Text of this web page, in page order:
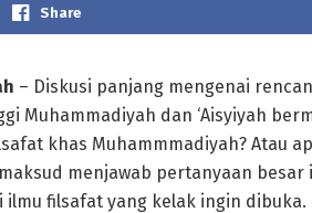
Share
– Diskusi panjang mengenai
Muhammadiyah dan ‘Aisyiyah
khas Muhammmadiyah? Atau
menjawab pertanyaan
filsafat yang kelak ingin dibuka.